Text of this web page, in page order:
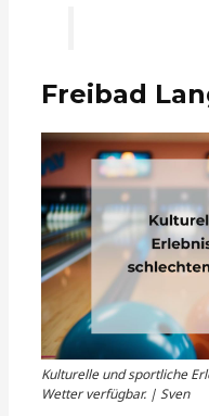
Freibad
Kulturelle und sportliche
Wetter verfügbar. | Sven